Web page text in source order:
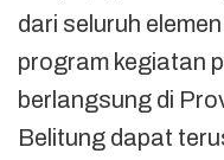
dari seluruh
program kegiatan
berlangsung di
Belitung dapat